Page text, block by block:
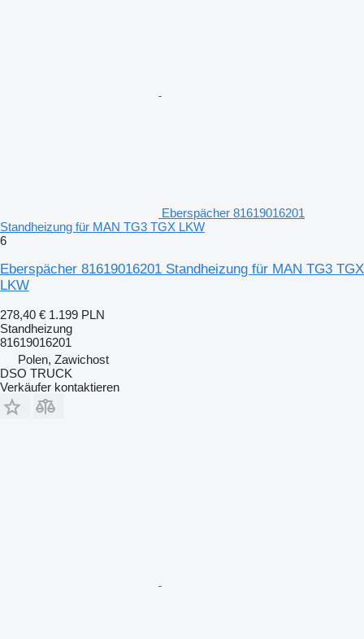
Eberspächer 81619016201
Standheizung für MAN TG3 TGX LKW
6
Eberspächer 81619016201 Standheizung für MAN TG3 TGX
LKW
278,40 € 1.199 PLN
Standheizung
81619016201
Polen, Zawichost
DSO TRUCK
Verkäufer kontaktieren